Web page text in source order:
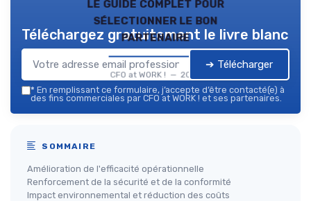
sélectionner le bon
partenaire
CFO at WORK ! — 2026
Téléchargez gratuitement le livre blanc
➔ Télécharger
* En remplissant ce formulaire, j’accepte d’être contacté(e) à
des fins commerciales par CFO at WORK ! et ses partenaires.
SOMMAIRE
Amélioration de l'efficacité opérationnelle
Renforcement de la sécurité et de la conformité
Impact environnemental et réduction des coûts